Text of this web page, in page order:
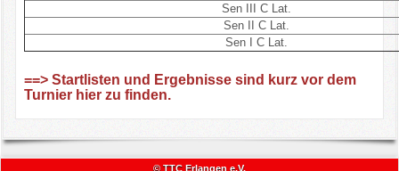
Sen III C Lat.
Sen II C Lat.
Sen I C Lat.
==> Startlisten und Ergebnisse sind kurz vor dem
Turnier hier zu finden.
© TTC Erlangen e.V.